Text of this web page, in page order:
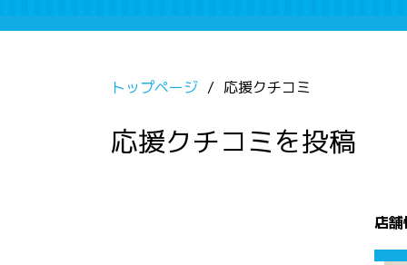
トップページ 応援クチコミ
応援クチコミを投稿
店